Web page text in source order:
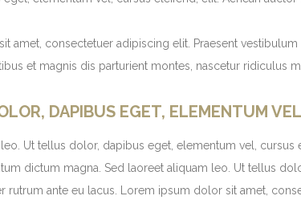
amet, consectetuer adipiscing elit. Praesent
et magnis dis parturient montes, nascetur ridiculus
DAPIBUS EGET, ELEMENTUM
Ut tellus dolor, dapibus eget, elementum vel,
dictum magna. Sed laoreet aliquam leo. Ut tellus
rutrum ante eu lacus. Lorem ipsum dolor sit amet,